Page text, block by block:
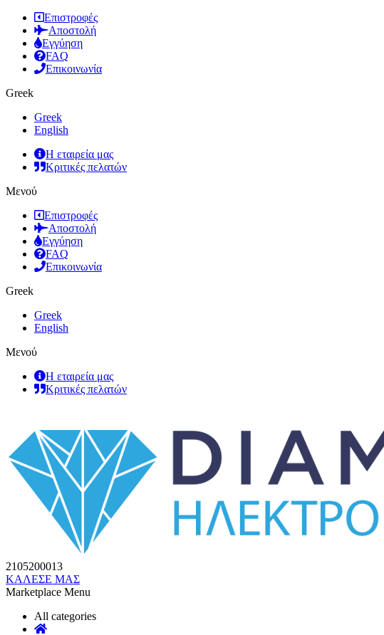
Επιστροφές
Αποστολή
Εγγύηση
FAQ
Επικοινωνία
Greek
Greek
English
Η εταιρεία μας
Κριτικές πελατών
Μενού
Επιστροφές
Αποστολή
Εγγύηση
FAQ
Επικοινωνία
Greek
Greek
English
Μενού
Η εταιρεία μας
Κριτικές πελατών
2105200013
ΚΑΛΕΣΕ ΜΑΣ
Marketplace Menu
All categories